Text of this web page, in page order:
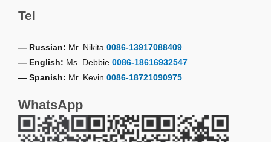
Tel
— Russian: Mr. Nikita 0086-13917088409
— English: Ms. Debbie 0086-18616932547
— Spanish: Mr. Kevin 0086-18721090975
WhatsApp